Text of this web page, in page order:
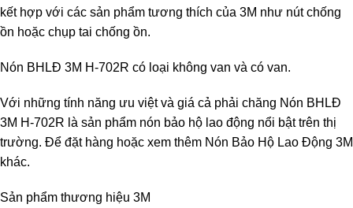
kết hợp với các sản phẩm tương thích của 3M như nút chống
ồn hoặc chụp tai chống ồn.
Nón BHLĐ 3M H-702R có loại không van và có van.
Với những tính năng ưu việt và giá cả phải chăng Nón BHLĐ
3M H-702R là sản phẩm nón bảo hộ lao động nổi bật trên thị
trường. Để đặt hàng hoặc xem thêm Nón Bảo Hộ Lao Động 3M
khác.
Sản phẩm thương hiệu 3M